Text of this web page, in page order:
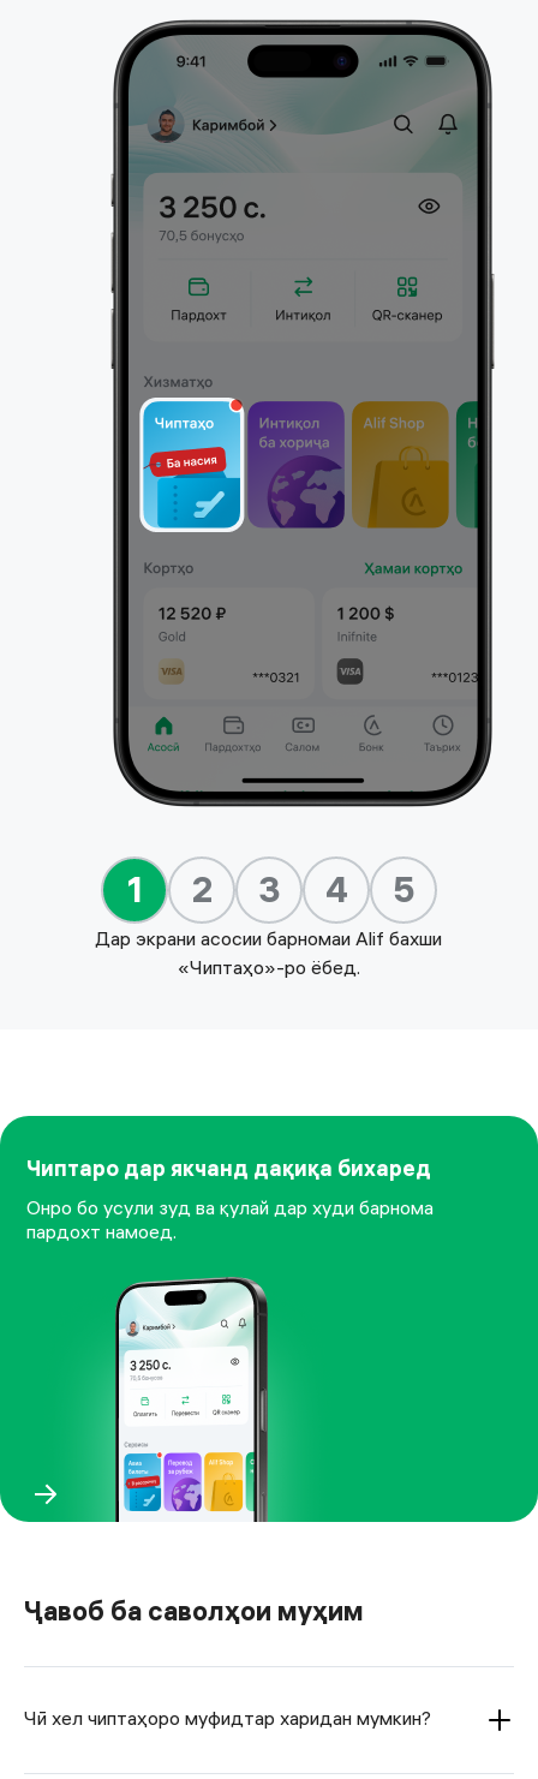
1 2 3 4 5
Дар экрани асосии барномаи Alif бахши
«Чиптаҳо»-ро ёбед.
Чиптаро дар якчанд дақиқа бихаред
Онро бо усули зуд ва қулай дар худи барнома
пардохт намоед.
Ҷавоб ба саволҳои муҳим
Чӣ хел чиптаҳоро муфидтар харидан мумкин?